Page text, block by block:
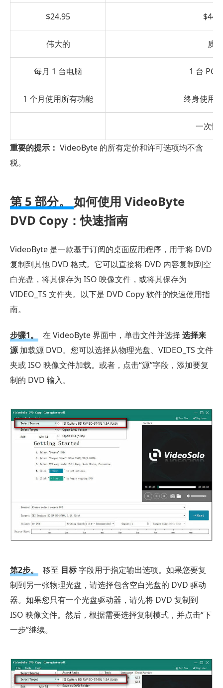
$24.95
伟大的 质量
每月 1 台电脑 1 台 PC
1 个月使用所有功能 终身使用
一次性
重要的提示： VideoByte 的所有定价和许可选项均不含
税。
第 5 部分。 如何使用 VideoByte
DVD Copy：快速指南
VideoByte 是一款基于订阅的桌面应用程序，用于将 DVD
复制到其他 DVD 格式。它可以直接将 DVD 内容复制到空
白光盘，将其保存为 ISO 映像文件，或将其保存为
VIDEO_TS 文件夹。以下是 DVD Copy 软件的快速使用指
南。
步骤1。 在 VideoByte 界面中，单击文件并选择 选择来
源加载源 DVD。您可以选择从物理光盘、VIDEO_TS 文件
夹或 ISO 映像文件加载。或者，点击“源”字段，添加要复
制的 DVD 输入。
第2步。 移至 目标字段用于指定输出选项。如果您要复
制到另一张物理光盘，请选择包含空白光盘的 DVD 驱动
器。如果您只有一个光盘驱动器，请先将 DVD 复制到
ISO 映像文件。然后，根据需要选择复制模式，并点击“下
一步”继续。